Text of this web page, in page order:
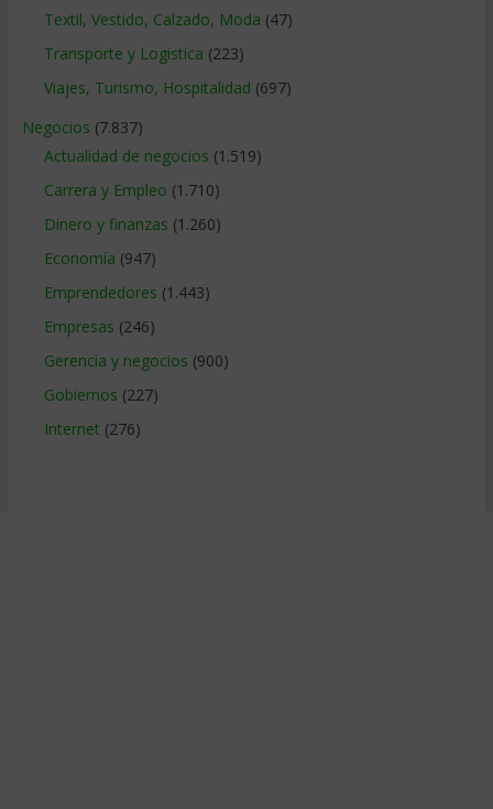
Textil, Vestido, Calzado, Moda (47)
Transporte y Logistica (223)
Viajes, Turismo, Hospitalidad (697)
Negocios (7.837)
Actualidad de negocios (1.519)
Carrera y Empleo (1.710)
Dinero y finanzas (1.260)
Economía (947)
Emprendedores (1.443)
Empresas (246)
Gerencia y negocios (900)
Gobiernos (227)
Internet (276)